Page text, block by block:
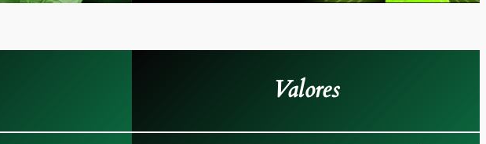
Valores